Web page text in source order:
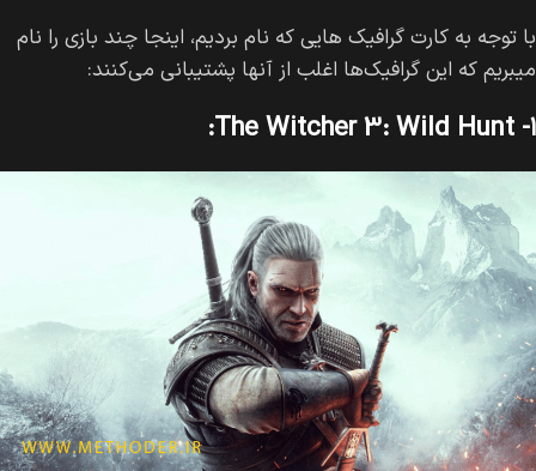
با توجه به کارت گرافیک هایی که نام بردیم، اینجا چند بازی را نام
میبریم که این گرافیک‌ها اغلب از آنها پشتیبانی می‌کنند:
۱- The Witcher 3: Wild Hunt: